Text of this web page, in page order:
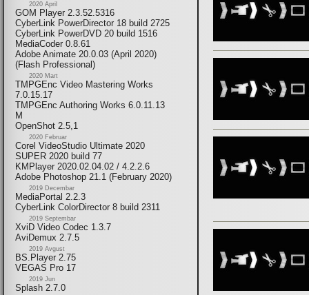
2020 April
GOM Player 2.3.52.5316
CyberLink PowerDirector 18 build 2725
CyberLink PowerDVD 20 build 1516
MediaCoder 0.8.61
Adobe Animate 20.0.03 (April 2020)
(Flash Professional)
2020 Mart
TMPGEnc Video Mastering Works
7.0.15.17
TMPGEnc Authoring Works 6.0.11.13
M
OpenShot 2.5,1
2020 Februar
Corel VideoStudio Ultimate 2020
SUPER 2020 build 77
KMPlayer 2020.02.04.02 / 4.2.2.6
Adobe Photoshop 21.1 (February 2020)
2019 Decembar
MediaPortal 2.2.3
CyberLink ColorDirector 8 build 2311
2019 Septembar
XviD Video Codec 1.3.7
AviDemux 2.7.5
2019 Avgust
BS.Player 2.75
VEGAS Pro 17
2019 Jun
Splash 2.7.0